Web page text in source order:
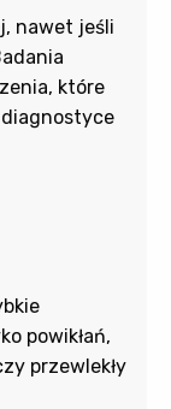
nawet jeśli
które
diagnostyce
powikłań,
przewlekły